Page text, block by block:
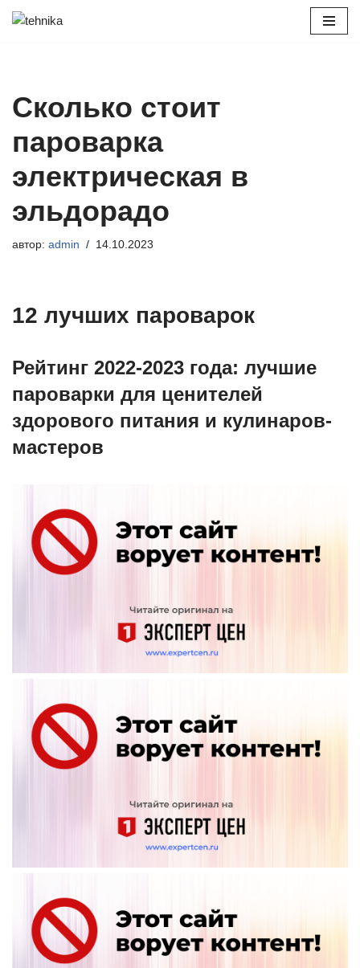
Сколько стоит
пароварка
электрическая в
эльдорадо
автор: admin 14.10.2023
12 лучших пароварок
Рейтинг 2022-2023 года: лучшие
пароварки для ценителей
здорового питания и кулинаров-
мастеров